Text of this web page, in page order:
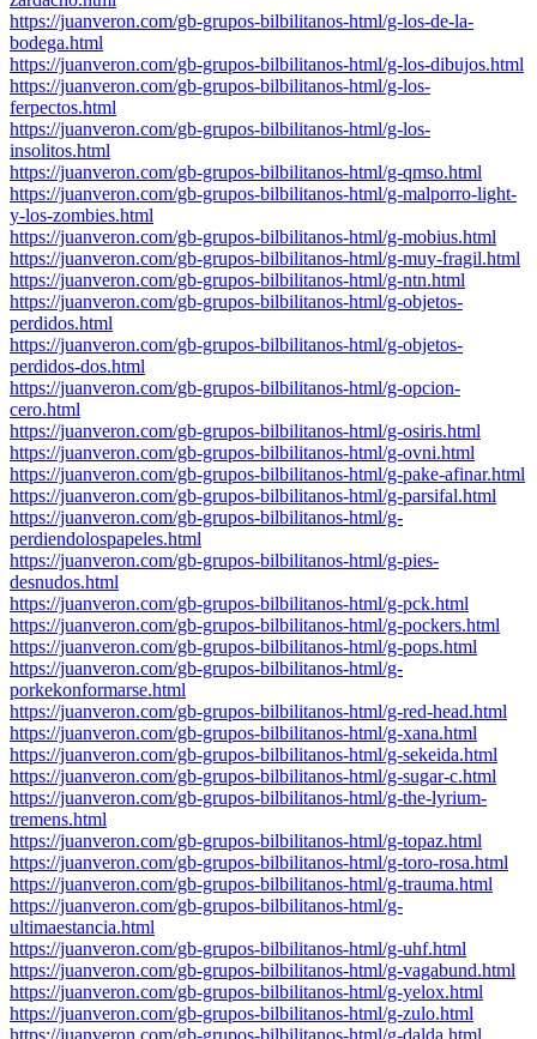
https://juanveron.com/gb-grupos-bilbilitanos-html/g-los-de-la-
bodega.html
https://juanveron.com/gb-grupos-bilbilitanos-html/g-los-dibujos.html
https://juanveron.com/gb-grupos-bilbilitanos-html/g-los-
ferpectos.html
https://juanveron.com/gb-grupos-bilbilitanos-html/g-los-
insolitos.html
https://juanveron.com/gb-grupos-bilbilitanos-html/g-qmso.html
https://juanveron.com/gb-grupos-bilbilitanos-html/g-malporro-light-
y-los-zombies.html
https://juanveron.com/gb-grupos-bilbilitanos-html/g-mobius.html
https://juanveron.com/gb-grupos-bilbilitanos-html/g-muy-fragil.html
https://juanveron.com/gb-grupos-bilbilitanos-html/g-ntn.html
https://juanveron.com/gb-grupos-bilbilitanos-html/g-objetos-
perdidos.html
https://juanveron.com/gb-grupos-bilbilitanos-html/g-objetos-
perdidos-dos.html
https://juanveron.com/gb-grupos-bilbilitanos-html/g-opcion-
cero.html
https://juanveron.com/gb-grupos-bilbilitanos-html/g-osiris.html
https://juanveron.com/gb-grupos-bilbilitanos-html/g-ovni.html
https://juanveron.com/gb-grupos-bilbilitanos-html/g-pake-afinar.html
https://juanveron.com/gb-grupos-bilbilitanos-html/g-parsifal.html
https://juanveron.com/gb-grupos-bilbilitanos-html/g-
perdiendolospapeles.html
https://juanveron.com/gb-grupos-bilbilitanos-html/g-pies-
desnudos.html
https://juanveron.com/gb-grupos-bilbilitanos-html/g-pck.html
https://juanveron.com/gb-grupos-bilbilitanos-html/g-pockers.html
https://juanveron.com/gb-grupos-bilbilitanos-html/g-pops.html
https://juanveron.com/gb-grupos-bilbilitanos-html/g-
porkekonformarse.html
https://juanveron.com/gb-grupos-bilbilitanos-html/g-red-head.html
https://juanveron.com/gb-grupos-bilbilitanos-html/g-xana.html
https://juanveron.com/gb-grupos-bilbilitanos-html/g-sekeida.html
https://juanveron.com/gb-grupos-bilbilitanos-html/g-sugar-c.html
https://juanveron.com/gb-grupos-bilbilitanos-html/g-the-lyrium-
tremens.html
https://juanveron.com/gb-grupos-bilbilitanos-html/g-topaz.html
https://juanveron.com/gb-grupos-bilbilitanos-html/g-toro-rosa.html
https://juanveron.com/gb-grupos-bilbilitanos-html/g-trauma.html
https://juanveron.com/gb-grupos-bilbilitanos-html/g-
ultimaestancia.html
https://juanveron.com/gb-grupos-bilbilitanos-html/g-uhf.html
https://juanveron.com/gb-grupos-bilbilitanos-html/g-vagabund.html
https://juanveron.com/gb-grupos-bilbilitanos-html/g-yelox.html
https://juanveron.com/gb-grupos-bilbilitanos-html/g-zulo.html
https://juanveron.com/gb-grupos-bilbilitanos-html/g-dalda.html